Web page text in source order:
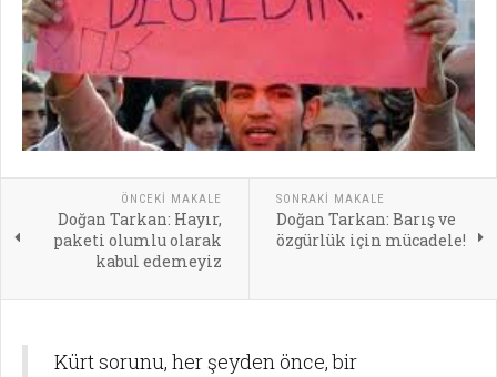
ÖNCEKI MAKALE
Doğan Tarkan: Hayır,
paketi olumlu olarak
kabul edemeyiz
SONRAKI MAKALE
Doğan Tarkan: Barış ve
özgürlük için mücadele!
Kürt sorunu, her şeyden önce, bir